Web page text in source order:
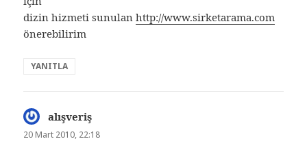
dizin hizmeti sunulanhttp://www.sirketarama.com
önerebilirim
YANITLA
alışveriş
ki:
20 Mart 2010, 22:18